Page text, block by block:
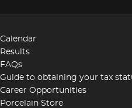
Calendar
Results
FAQs
Guide to obtaining your tax
Career Opportunities
Porcelain Store